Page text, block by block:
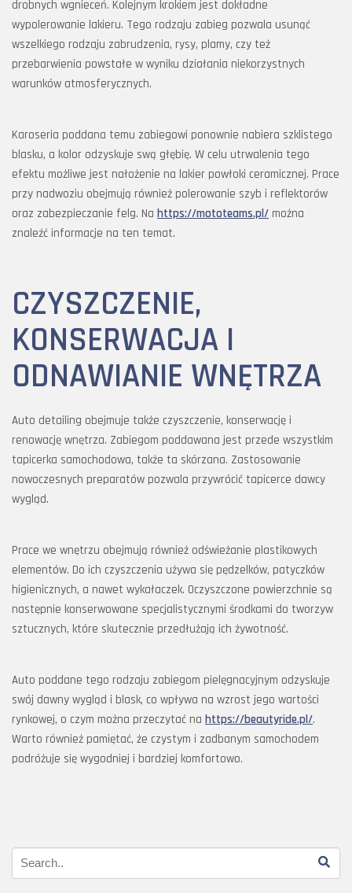
drobnych wgnieceń. Kolejnym krokiem jest dokładne
wypolerowanie lakieru. Tego rodzaju zabieg pozwala usunąć
wszelkiego rodzaju zabrudzenia, rysy, plamy, czy też
przebarwienia powstałe w wyniku działania niekorzystnych
warunków atmosferycznych.
Karoseria poddana temu zabiegowi ponownie nabiera szklistego
blasku, a kolor odzyskuje swą głębię. W celu utrwalenia tego
efektu możliwe jest nałożenie na lakier powłoki ceramicznej. Prace
przy nadwoziu obejmują również polerowanie szyb i reflektorów
oraz zabezpieczanie felg. Na https://mototeams.pl/ można
znaleźć informacje na ten temat.
CZYSZCZENIE,
KONSERWACJA I
ODNAWIANIE WNĘTRZA
Auto detailing obejmuje także czyszczenie, konserwację i
renowację wnętrza. Zabiegom poddawana jest przede wszystkim
tapicerka samochodowa, także ta skórzana. Zastosowanie
nowoczesnych preparatów pozwala przywrócić tapicerce dawcy
wygląd.
Prace we wnętrzu obejmują również odświeżanie plastikowych
elementów. Do ich czyszczenia używa się pędzelków, patyczków
higienicznych, a nawet wykałaczek. Oczyszczone powierzchnie są
następnie konserwowane specjalistycznymi środkami do tworzyw
sztucznych, które skutecznie przedłużają ich żywotność.
Auto poddane tego rodzaju zabiegom pielęgnacyjnym odzyskuje
swój dawny wygląd i blask, co wpływa na wzrost jego wartości
rynkowej, o czym można przeczytać na https://beautyride.pl/.
Warto również pamiętać, że czystym i zadbanym samochodem
podróżuje się wygodniej i bardziej komfortowo.